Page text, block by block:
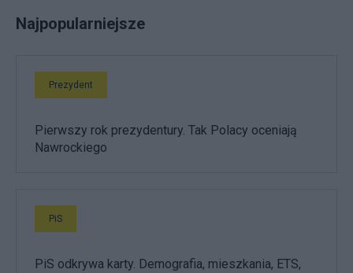
Najpopularniejsze
Prezydent
Pierwszy rok prezydentury. Tak Polacy oceniają
Nawrockiego
PiS
PiS odkrywa karty. Demografia, mieszkania, ETS,